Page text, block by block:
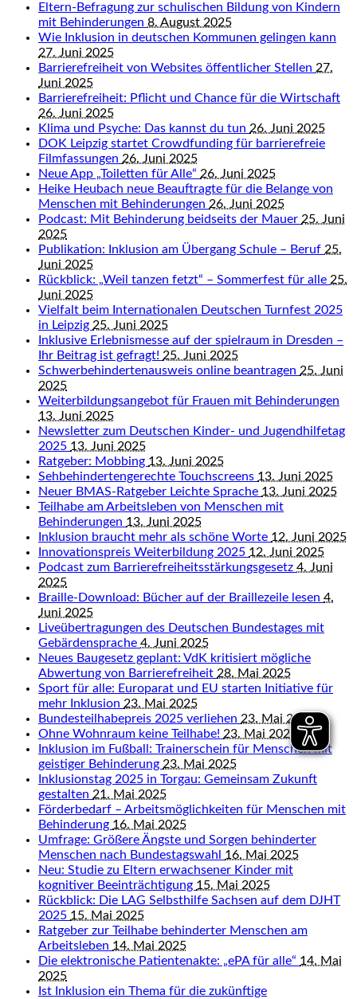
Eltern-Befragung zur schulischen Bildung von Kindern
mit Behinderungen 8. August 2025
Wie Inklusion in deutschen Kommunen gelingen kann
27. Juni 2025
Barrierefreiheit von Websites öffentlicher Stellen 27.
Juni 2025
Barrierefreiheit: Pflicht und Chance für die Wirtschaft
26. Juni 2025
Klima und Psyche: Das kannst du tun 26. Juni 2025
DOK Leipzig startet Crowdfunding für barrierefreie
Filmfassungen 26. Juni 2025
Neue App „Toiletten für Alle“ 26. Juni 2025
Heike Heubach neue Beauftragte für die Belange von
Menschen mit Behinderungen 26. Juni 2025
Podcast: Mit Behinderung beidseits der Mauer 25. Juni
2025
Publikation: Inklusion am Übergang Schule – Beruf 25.
Juni 2025
Rückblick: „Weil tanzen fetzt“ – Sommerfest für alle 25.
Juni 2025
Vielfalt beim Internationalen Deutschen Turnfest 2025
in Leipzig 25. Juni 2025
Inklusive Erlebnismesse auf der spielraum in Dresden –
Ihr Beitrag ist gefragt! 25. Juni 2025
Schwerbehindertenausweis online beantragen 25. Juni
2025
Weiterbildungsangebot für Frauen mit Behinderungen
13. Juni 2025
Newsletter zum Deutschen Kinder- und Jugendhilfetag
2025 13. Juni 2025
Ratgeber: Mobbing 13. Juni 2025
Sehbehindertengerechte Touchscreens 13. Juni 2025
Neuer BMAS-Ratgeber Leichte Sprache 13. Juni 2025
Teilhabe am Arbeitsleben von Menschen mit
Behinderungen 13. Juni 2025
Inklusion braucht mehr als schöne Worte 12. Juni 2025
Innovationspreis Weiterbildung 2025 12. Juni 2025
Podcast zum Barrierefreiheitsstärkungsgesetz 4. Juni
2025
Braille-Download: Bücher auf der Braillezeile lesen 4.
Juni 2025
Liveübertragungen des Deutschen Bundestages mit
Gebärdensprache 4. Juni 2025
Neues Baugesetz geplant: VdK kritisiert mögliche
Abwertung von Barrierefreiheit 28. Mai 2025
Sport für alle: Europarat und EU starten Initiative für
mehr Inklusion 23. Mai 2025
Bundesteilhabepreis 2025 verliehen 23. Mai 2025
Ohne Wohnraum keine Teilhabe! 23. Mai 2025
Inklusion im Fußball: Trainerschein für Menschen mit
geistiger Behinderung 23. Mai 2025
Inklusionstag 2025 in Torgau: Gemeinsam Zukunft
gestalten 21. Mai 2025
Förderbedarf – Arbeitsmöglichkeiten für Menschen mit
Behinderung 16. Mai 2025
Umfrage: Größere Ängste und Sorgen behinderter
Menschen nach Bundestagswahl 16. Mai 2025
Neu: Studie zu Eltern erwachsener Kinder mit
kognitiver Beeinträchtigung 15. Mai 2025
Rückblick: Die LAG Selbsthilfe Sachsen auf dem DJHT
2025 15. Mai 2025
Ratgeber zur Teilhabe behinderter Menschen am
Arbeitsleben 14. Mai 2025
Die elektronische Patientenakte: „ePA für alle“ 14. Mai
2025
Ist Inklusion ein Thema für die zukünftige